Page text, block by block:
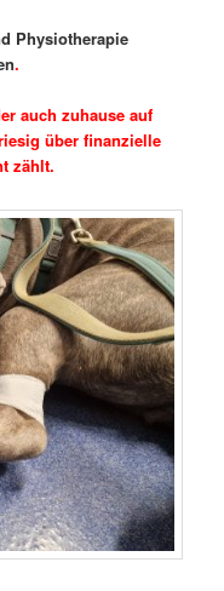
Physiotherapie
.
auch zuhause auf
über finanzielle
zählt.